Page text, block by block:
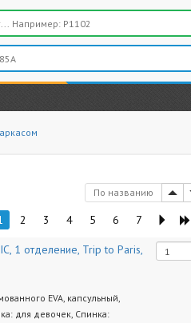
По названию
2 3 4 5 6 7
1 отделение, Trip to Paris,
EVA, капсульный,
для девочек, Спинка: